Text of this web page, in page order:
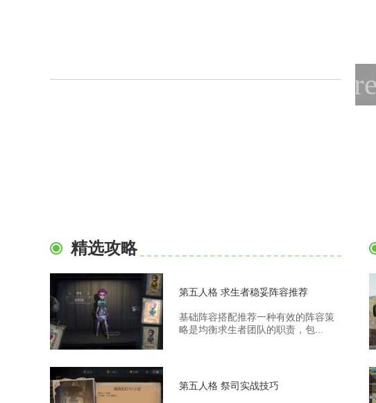
精选攻略
第五人格 求生者稳妥阵容推荐
基础阵容搭配推荐一种有效的阵容策
略是均衡求生者团队的职责，包...
第五人格 祭司实战技巧